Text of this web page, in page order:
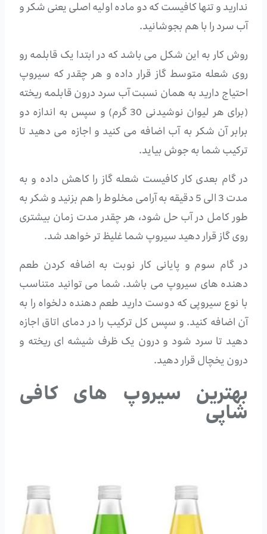
ندارید و تنها کافیست که دو ماده اولیه اصلی یعنی شکر و
آب سرد را با هم بجوشانید.
روش کار به این شکل می باشد که در ابتدا یک قابلمه رو
روی شعله متوسط گاز قرار داده و هر چقدر که سیروپ
احتیاج دارید به همان نسبت آب سرد درون قابلمه ریخته
(برای هر لیوان نوشیدنی 30 گرم) و سپس به اندازه دو
برابر آن شکر به آب اضافه می کنید و اجازه می دهید تا
ترکیب شما به جوش بیاید.
در گام بعدی کار کافیست شعله گاز را کاهش داده و به
مدت 3 الی 5 دقیقه به آرامی مخلوط را هم بزنید و شکر به
طور کامل در آب حل شود، هر چقدر مدت زمان بیشتری
روی گاز قرار دهید سیروپ شما غلیظ تر خواهد شد.
در گام سوم و پایانی کار نوبت به اضافه کردن طعم
دهنده های سیروپ می باشد. شما می توانید متناسب
با نوع سیروپی که دوست دارید طعم دهنده دلخواه را به
آن اضافه کنید. و سپس کل ترکیب را در دمای اتاق اجازه
دهید تا سرد شود و درون یک ظرف شیشه ای ریخته و
درون یخچال قرار دهید.
بهترین سیروپ های کافی
شاپی